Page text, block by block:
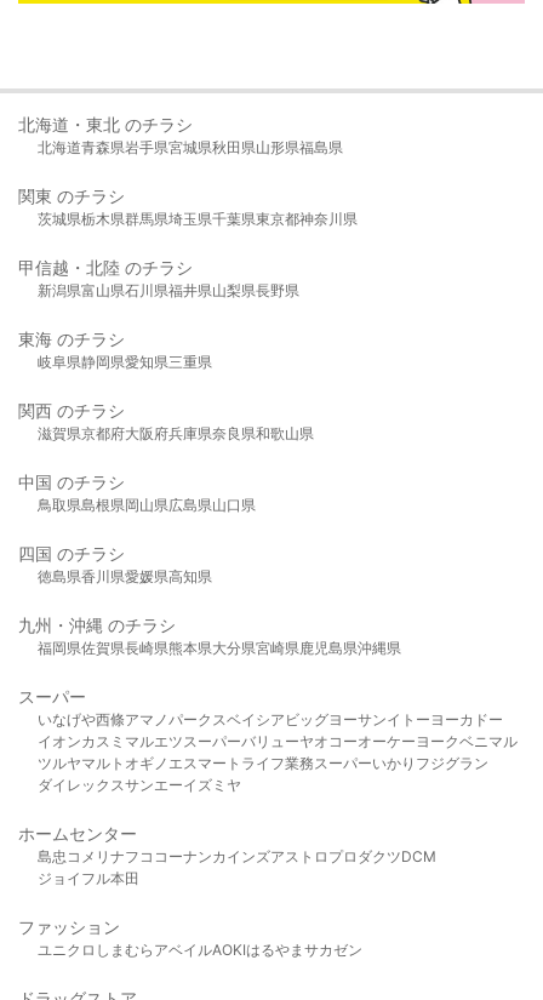
北海道・東北 のチラシ
北海道青森県岩手県宮城県秋田県山形県福島県
関東 のチラシ
茨城県栃木県群馬県埼玉県千葉県東京都神奈川県
甲信越・北陸 のチラシ
新潟県富山県石川県福井県山梨県長野県
東海 のチラシ
岐阜県静岡県愛知県三重県
関西 のチラシ
滋賀県京都府大阪府兵庫県奈良県和歌山県
中国 のチラシ
鳥取県島根県岡山県広島県山口県
四国 のチラシ
徳島県香川県愛媛県高知県
九州・沖縄 のチラシ
福岡県佐賀県長崎県熊本県大分県宮崎県鹿児島県沖縄県
スーパー
いなげや西條アマノパークスベイシア ビッグヨーサンイトーヨーカドー
イオンカスミ マルエツスーパーバリューヤオコーオーケー ヨークベニマル
ツルヤマルト オギノ エスマート ライフ業務スーパーいかり フジグラン
ダイレックスサンエーイズミヤ
ホームセンター
島忠 コメリ ナフコ コーナンカインズアストロプロダクツDCM
ジョイフル本田
ファッション
ユニクロ しまむら アベイルAOKIはるやま サカゼン